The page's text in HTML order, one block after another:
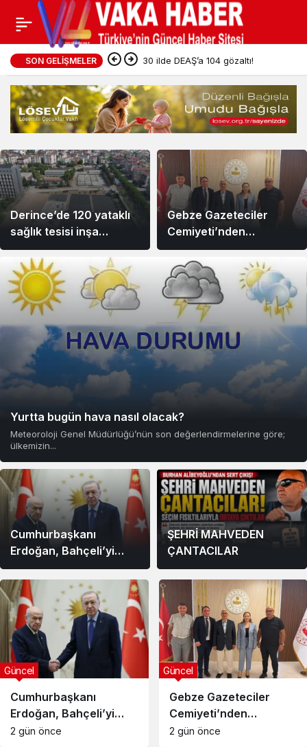
Güncel
Haberleri
SON GELIŞMELER 30 ilde DEAŞ’a 104 gözaltı!
Yurtta bugün hava nasıl olacak?
Meteoroloji Genel Müdürlüğü’nün son değerlendirmelerine göre;
ülkemizin...
Derince’de 120 yataklı
sağlık tesisi inşa
ediliyor
Cumhurbaşkanı
Erdoğan, Bahçeli’yi
Külliye’de kabul etti
Gebze Gazeteciler
Cemiyeti’nden
Kaymakam Özyiğit’e
Ziyaret
ŞEHRİ MAHVEDEN
ÇANTACILAR
Güncel
Cumhurbaşkanı
Erdoğan, Bahçeli’yi
Külliye’de kabul etti
2 gün önce
Güncel
Gebze Gazeteciler
Cemiyeti’nden
Kaymakam Özyiğit’e
2 gün önce